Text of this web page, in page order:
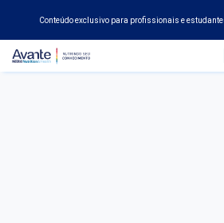
Conteúdo exclusivo para profissionais e